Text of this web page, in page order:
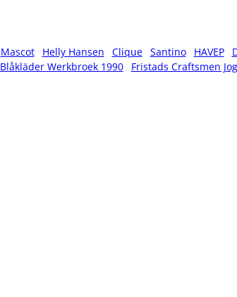
Mascot Helly Hansen Clique Santino HAVEP
Blåkläder Werkbroek 1990 Fristads Craftsmen